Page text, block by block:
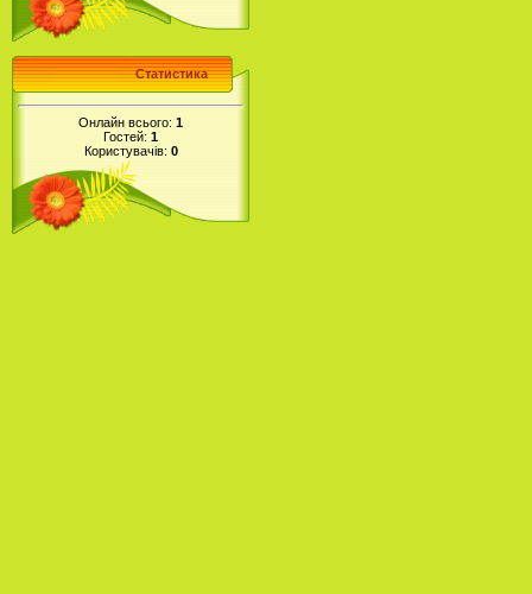
Статистика
Онлайн всього: 1
Гостей: 1
Користувачів: 0